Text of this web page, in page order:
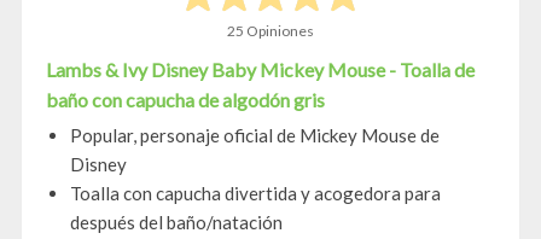
25 Opiniones
Lambs & Ivy Disney Baby Mickey Mouse - Toalla de
baño con capucha de algodón gris
Popular, personaje oficial de Mickey Mouse de
Disney
Toalla con capucha divertida y acogedora para
después del baño/natación